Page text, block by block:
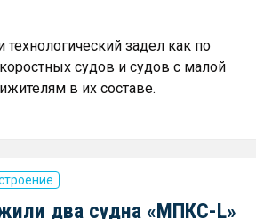
задел как по
судов и судов с малой
в их составе.
два судна «МПКС-L»